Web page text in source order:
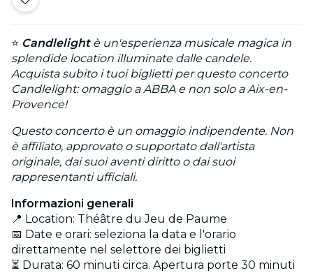
⭐ Candlelightè un'esperienza musicale magica in
splendide location illuminate dalle candele.
Acquista subito i tuoi biglietti per questo concerto
Candlelight: omaggio a ABBA e non solo a Aix-en-
Provence!
Questo concerto è un omaggio indipendente. Non
è affiliato, approvato o supportato dall'artista
originale, dai suoi aventi diritto o dai suoi
rappresentanti ufficiali.
Informazioni generali
📍 Location: Théâtre du Jeu de Paume
📅 Date e orari: seleziona la data e l'orario
direttamente nel selettore dei biglietti
⏳ Durata: 60 minuti circa. Apertura porte 30 minuti